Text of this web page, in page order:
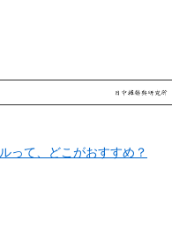
って、どこがおすすめ？